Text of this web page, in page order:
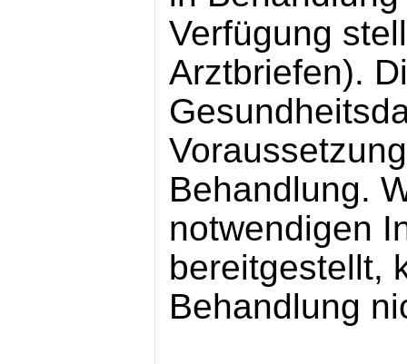
Verfügung
Arztbriefen).
Behandlung.
notwendigen
bereitgestellt,
Behandlung